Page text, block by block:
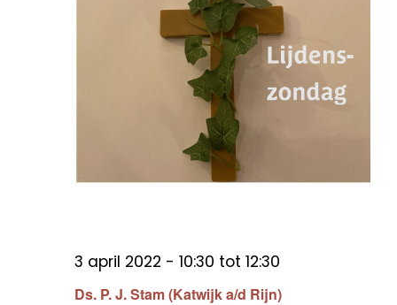
Ds. P. J. Stam (Katwijk a/d Rijn)
3 april 2022 - 10:30 tot 12:30